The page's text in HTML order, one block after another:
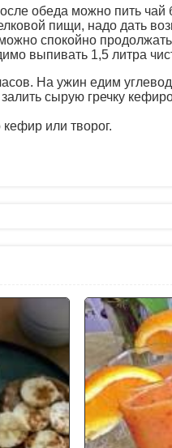
обеда можно пить
пищи, надо дать
спокойно продолжать
выпивать 1,5 литра
На ужин едим
сырую гречку
или творог.